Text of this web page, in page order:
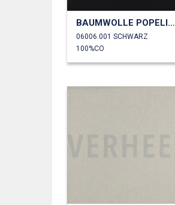
BAUMWOLLE POPELINE
06006.001 SCHWARZ
100%CO